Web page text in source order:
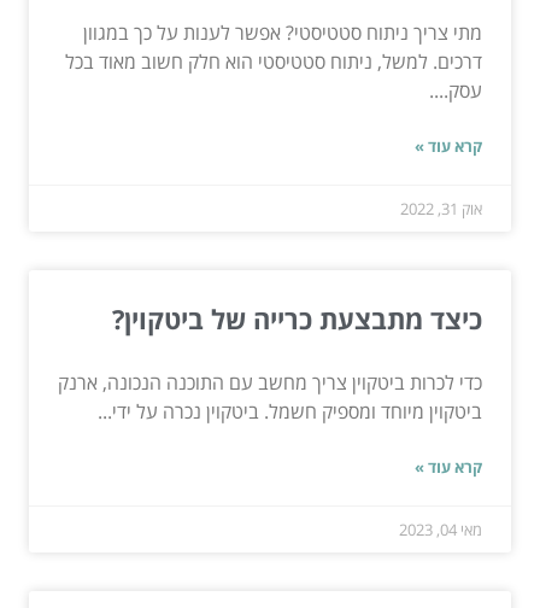
מתי צריך ניתוח סטטיסטי? אפשר לענות על כך במגוון
דרכים. למשל, ניתוח סטטיסטי הוא חלק חשוב מאוד בכל
עסק....
קרא עוד »
אוק 31, 2022
כיצד מתבצעת כרייה של ביטקוין?
כדי לכרות ביטקוין צריך מחשב עם התוכנה הנכונה, ארנק
ביטקוין מיוחד ומספיק חשמל. ביטקוין נכרה על ידי...
קרא עוד »
מאי 04, 2023